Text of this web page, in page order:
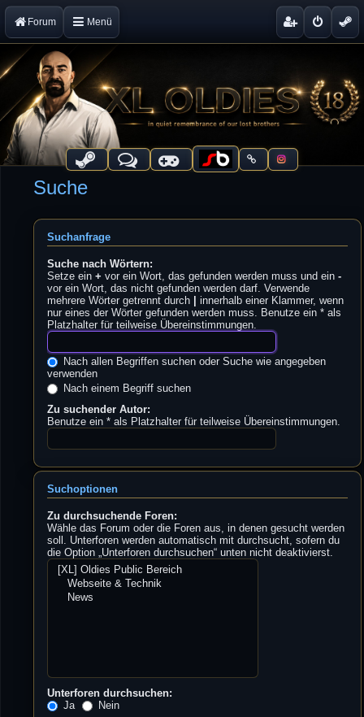
Forum Menü
Suche
Suchanfrage
Suche nach Wörtern:
Setze ein+ vor ein Wort, das gefunden werden muss und ein-
vor ein Wort, das nicht gefunden werden darf. Verwende
mehrere Wörter getrennt durch
innerhalb einer Klammer, wenn
nur eines der Wörter gefunden werden muss. Benutze ein * als
Platzhalter für teilweise Übereinstimmungen.
Nach allen Begriffen suchen oder Suche wie angegeben
verwenden
Nach einem Begriff suchen
Zu suchender Autor:
Benutze ein * als Platzhalter für teilweise Übereinstimmungen.
Suchoptionen
Zu durchsuchende Foren:
Wähle das Forum oder die Foren aus, in denen gesucht werden
soll. Unterforen werden automatisch mit durchsucht, sofern du
die Option „Unterforen durchsuchen“ unten nicht deaktivierst.
Unterforen durchsuchen:
Ja
Nein